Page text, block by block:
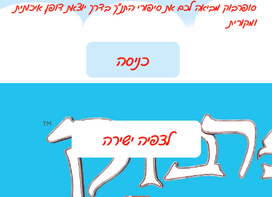
סופרבוק מביאה לכם את סיפורי התנ"ך בדרך יוצאת דופן, איכותית
ומקורית
כניסה
לצפיה ישירה